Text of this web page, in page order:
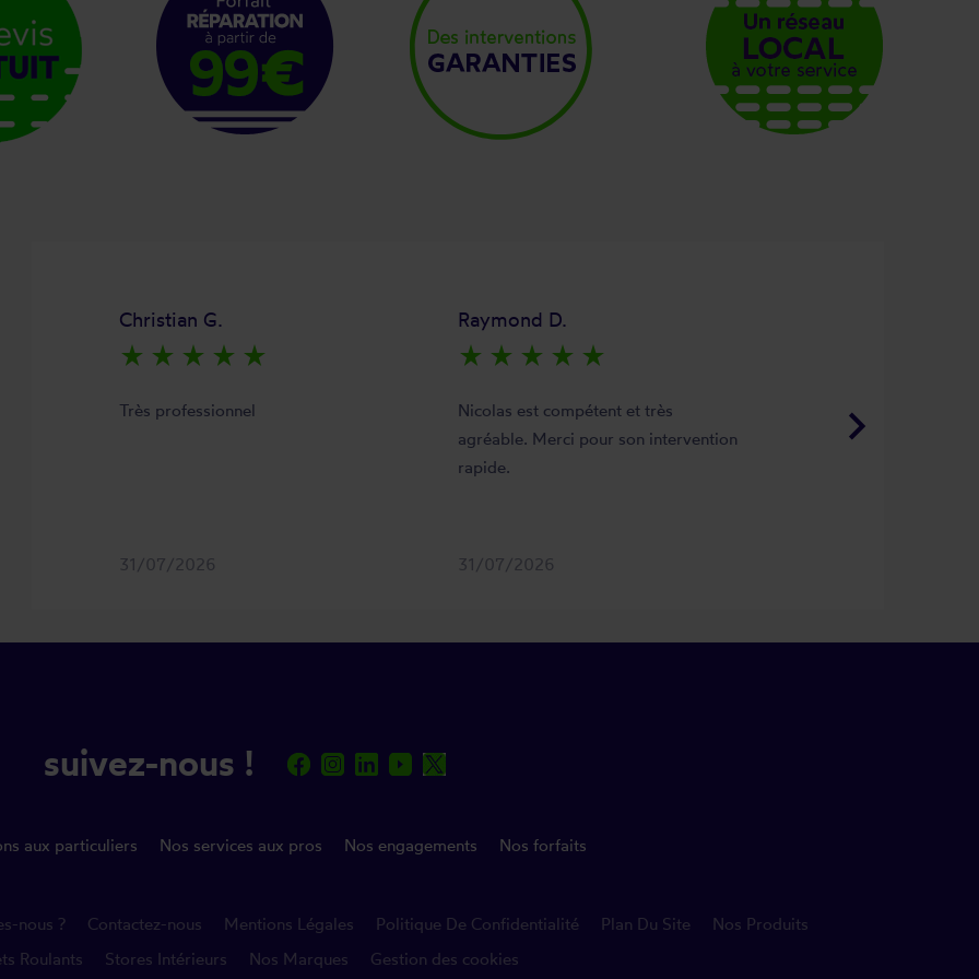
keyboard_arrow_right
Christian G.
star_rate star_rate star_rate star_rate star_rate
Très professionnel
31/07/2026
Raymond D.
star_rate star_rate star_rate star_rate star_rate
Nicolas est compétent et très
agréable. Merci pour son intervention
rapide.
31/07/2026
suivez-nous !
aux particuliers Nos services aux pros Nos engagements Nos forfaits
nous ? Contactez-nous Mentions Légales Politique De Confidentialité Plan Du Site
Nos Produits
Roulants
Stores Intérieurs Nos Marques Gestion des cookies